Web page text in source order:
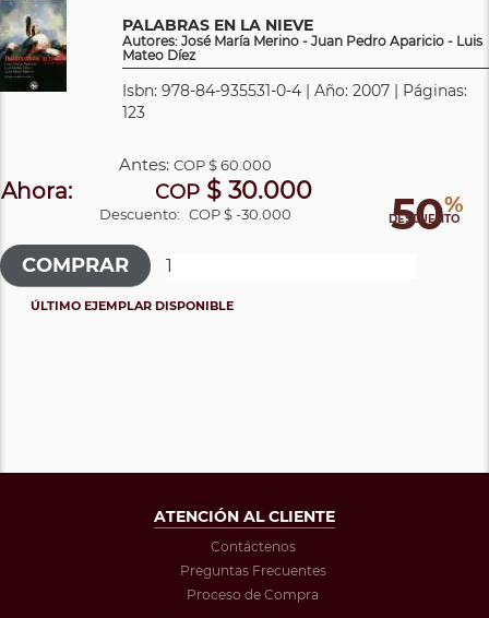
PALABRAS EN LA NIEVE
Autores: José María Merino - Juan Pedro Aparicio - Luis
Mateo Díez
Isbn: 978-84-935531-0-4 | Año: 2007 | Páginas:
123
50%
DESCUENTO
Antes:COP$ 60.000
Ahora: COP $ 30.000
Descuento: COP $ -30.000
ÚLTIMO EJEMPLAR DISPONIBLE
ATENCIÓN AL CLIENTE
Contáctenos
Preguntas Frecuentes
Proceso de Compra